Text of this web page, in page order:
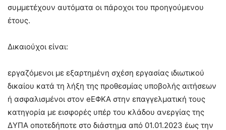
συμμετέχουν αυτόματα οι πάροχοι του προηγούμενου
έτους.
Δικαιούχοι είναι:
εργαζόμενοι με εξαρτημένη σχέση εργασίας ιδιωτικού
δικαίου κατά τη λήξη της προθεσμίας υποβολής αιτήσεων
ή ασφαλισμένοι στον eEΦΚΑ στην επαγγελματική τους
κατηγορία με εισφορές υπέρ του κλάδου ανεργίας της
ΔΥΠΑ οποτεδήποτε στο διάστημα από 01.01.2023 έως την